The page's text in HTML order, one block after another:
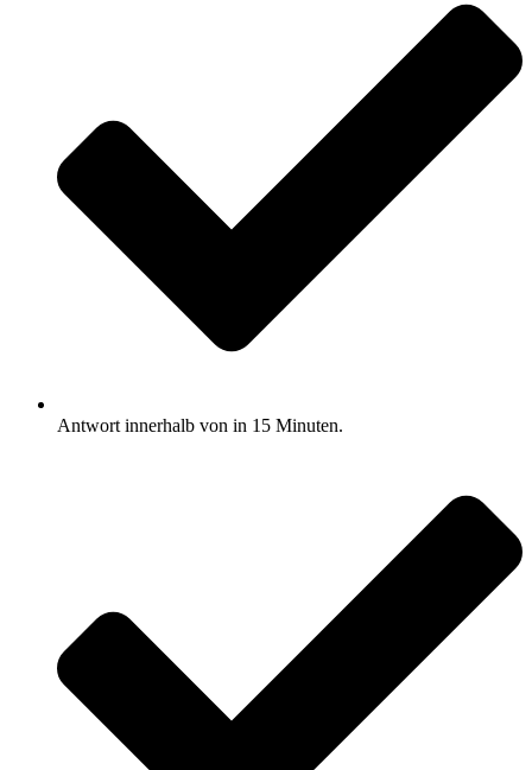
Antwort innerhalb von in 15 Minuten.